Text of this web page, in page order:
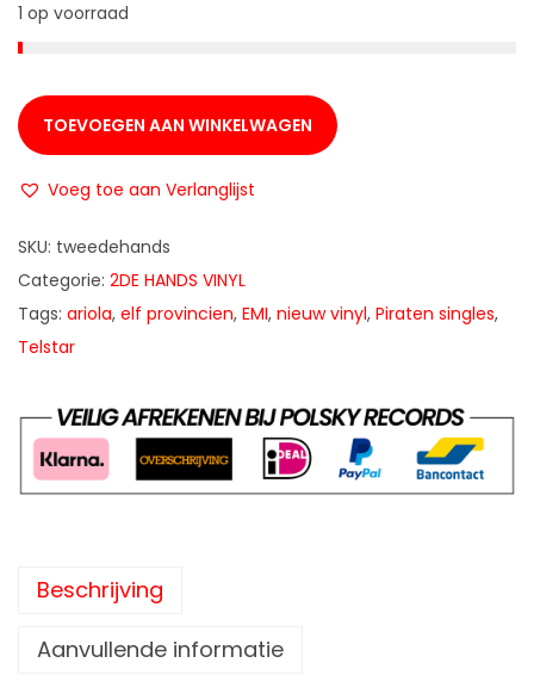
1 op voorraad
TOEVOEGEN AAN WINKELWAGEN
Voeg toe aan Verlanglijst
SKU: tweedehands
Categorie: 2DE HANDS VINYL
Tags: ariola, elf provincien, EMI, nieuw vinyl, Piraten singles,
Telstar
Beschrijving
Aanvullende informatie